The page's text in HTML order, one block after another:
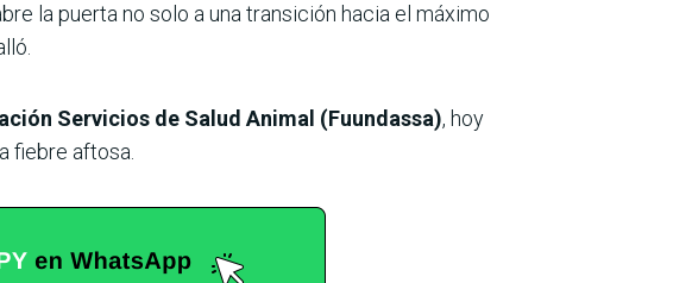
la puerta no solo a una transición hacia el máximo
Servicios de Salud Animal (Fuundassa), hoy
fiebre aftosa.